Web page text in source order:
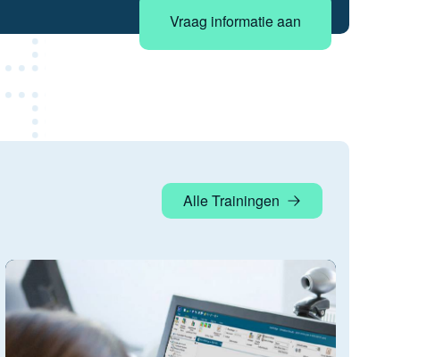
Vraag informatie aan
Alle Trainingen